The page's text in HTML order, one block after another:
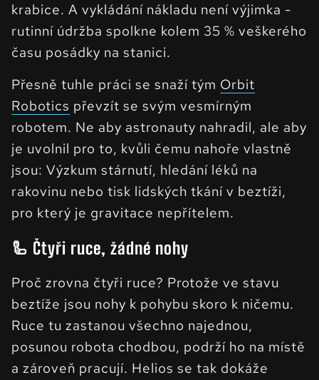
krabice. A vykládání nákladu není výjimka -
rutinní údržba spolkne kolem 35 % veškerého
času posádky na stanici.
Přesně tuhle práci se snaží tým Orbit
Robotics převzít se svým vesmírným
robotem. Ne aby astronauty nahradil, ale aby
je uvolnil pro to, kvůli čemu nahoře vlastně
jsou: Výzkum stárnutí, hledání léků na
rakovinu nebo tisk lidských tkání v beztíži,
pro který je gravitace nepřítelem.
🦾 Čtyři ruce, žádné nohy
Proč zrovna čtyři ruce? Protože ve stavu
beztíže jsou nohy k pohybu skoro k ničemu.
Ruce tu zastanou všechno najednou,
posunou robota chodbou, podrží ho na místě
a zároveň pracují. Helios se tak dokáže